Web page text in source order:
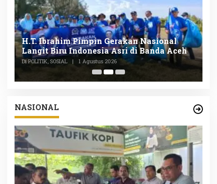
H.T. Ibrahim Pimpin Gerakan Nasional
Langit Biru Indonesia Asri di Banda Aceh
Di POLITIK, SOSIAL | 1 Agustus 2026
NASIONAL